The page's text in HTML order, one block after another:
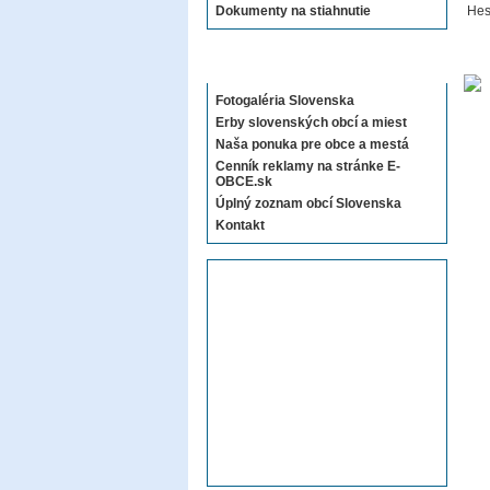
Dokumenty na stiahnutie
Fotogaléria Slovenska
Erby slovenských obcí a miest
Naša ponuka pre obce a mestá
Cenník reklamy na stránke E-
OBCE.sk
Úplný zoznam obcí Slovenska
Kontakt